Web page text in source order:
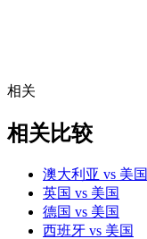
相关
相关比较
澳大利亚 vs 美国
英国 vs 美国
德国 vs 美国
西班牙 vs 美国